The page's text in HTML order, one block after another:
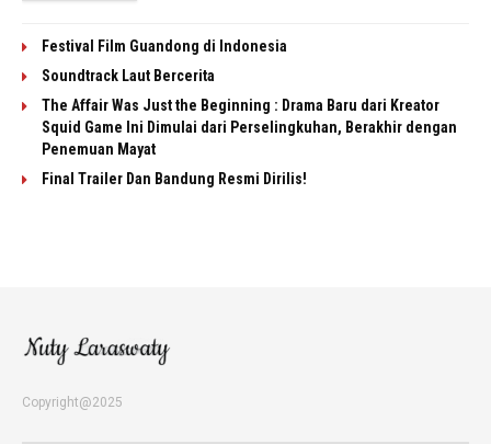
Festival Film Guandong di Indonesia
Soundtrack Laut Bercerita
The Affair Was Just the Beginning : Drama Baru dari Kreator
Squid Game Ini Dimulai dari Perselingkuhan, Berakhir dengan
Penemuan Mayat
Final Trailer Dan Bandung Resmi Dirilis!
Copyright@2025